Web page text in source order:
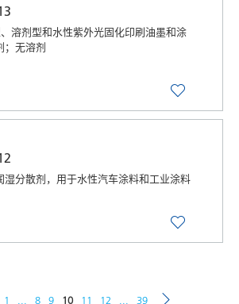
溶剂型和水性紫外光固化印刷油墨和涂
；无溶剂
湿分散剂，用于水性汽车涂料和工业涂料
1 8 9 10 11 12 39